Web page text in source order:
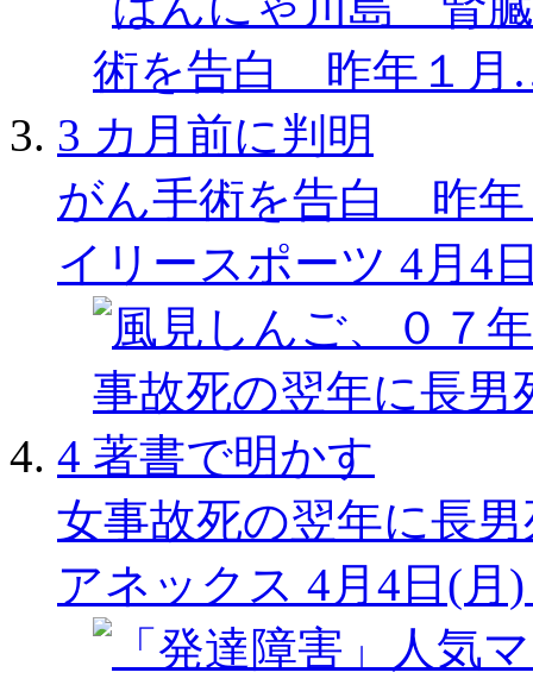
3
がん手術を告白 昨
イリースポーツ 4月4
4
女事故死の翌年に長
アネックス 4月4日(月